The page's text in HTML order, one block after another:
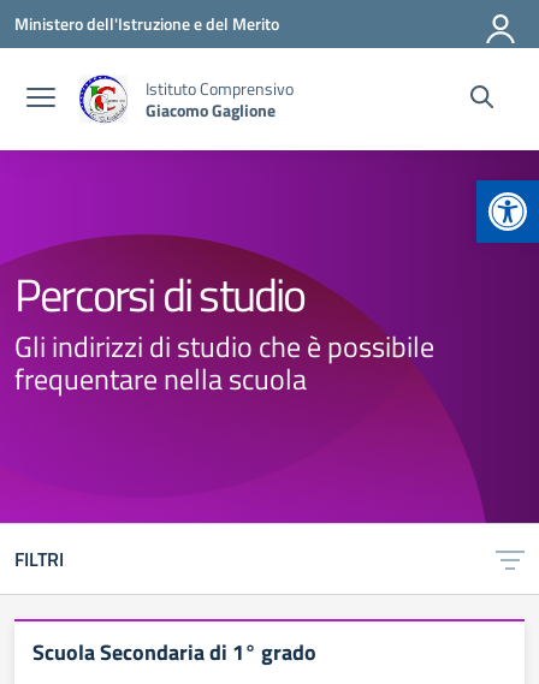
Vai ai contenuti
Vai al menu di navigazione
Vai al footer
Ministero dell'Istruzione e del Merito
Istituto Comprensivo
Giacomo Gaglione
Percorsi di studio
Gli indirizzi di studio che è possibile
frequentare nella scuola
FILTRI
Scuola Secondaria di 1° grado